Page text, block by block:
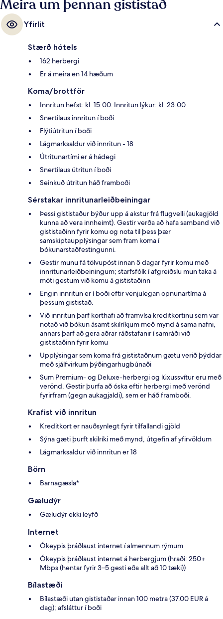
lestarstöðin er í 4 mínútna göngufjarlægð.
Meira um þennan gististað
Yfirlit
Stærð hótels
162 herbergi
Er á meira en 14 hæðum
Koma/brottför
Innritun hefst: kl. 15:00. Innritun lýkur: kl. 23:00
Snertilaus innritun í boði
Flýtiútritun í boði
Lágmarksaldur við innritun - 18
Útritunartími er á hádegi
Snertilaus útritun í boði
Seinkuð útritun háð framboði
Sérstakar innritunarleiðbeiningar
Þessi gististaður býður upp á akstur frá flugvelli (aukagjöld
kunna að vera innheimt). Gestir verða að hafa samband við
gististaðinn fyrir komu og nota til þess þær
samskiptaupplýsingar sem fram koma í
bókunarstaðfestingunni.
Gestir munu fá tölvupóst innan 5 dagar fyrir komu með
innritunarleiðbeiningum; starfsfólk í afgreiðslu mun taka á
móti gestum við komu á gististaðinn
Engin innritun er í boði eftir venjulegan opnunartíma á
þessum gististað.
Við innritun þarf korthafi að framvísa kreditkortinu sem var
notað við bókun ásamt skilríkjum með mynd á sama nafni,
annars þarf að gera aðrar ráðstafanir í samráði við
gististaðinn fyrir komu
Upplýsingar sem koma frá gististaðnum gætu verið þýddar
með sjálfvirkum þýðingarhugbúnaði
Sum Premium- og Deluxe-herbergi og lúxussvítur eru með
verönd. Gestir þurfa að óska eftir herbergi með verönd
fyrirfram (gegn aukagjaldi), sem er háð framboði.
Krafist við innritun
Kreditkort er nauðsynlegt fyrir tilfallandi gjöld
Sýna gæti þurft skilríki með mynd, útgefin af yfirvöldum
Lágmarksaldur við innritun er 18
Börn
Barnagæsla*
Gæludýr
Gæludýr ekki leyfð
Internet
Ókeypis þráðlaust internet í almennum rýmum
Ókeypis þráðlaust internet á herbergjum (hraði: 250+
Mbps (hentar fyrir 3–5 gesti eða allt að 10 tæki))
Bílastæði
Bílastæði utan gististaðar innan 100 metra (37.00 EUR á
dag); afsláttur í boði